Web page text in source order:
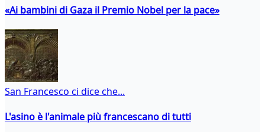
«Ai bambini di Gaza il Premio Nobel per la pace»
San Francesco ci dice che...
L'asino è l'animale più francescano di tutti